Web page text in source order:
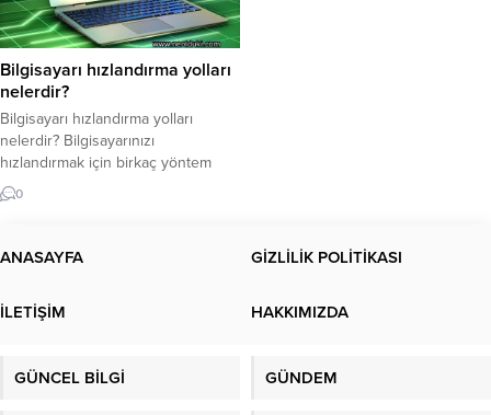
Bilgisayarı hızlandırma yolları
nelerdir?
Bilgisayarı hızlandırma yolları
nelerdir? Bilgisayarınızı
hızlandırmak için birkaç yöntem
vardır. İşte bazı temel öneriler:
Gereksiz Programları Kapatma: –
otomatik olarak çalışan gereksiz
başlangıç programlarını kontrol
etmeye gerek yoktur. Disk
0
ANASAYFA GİZLİLİK POLİTİKASI
İLETİŞİM HAKKIMIZDA
GÜNCEL BİLGİ GÜNDEM